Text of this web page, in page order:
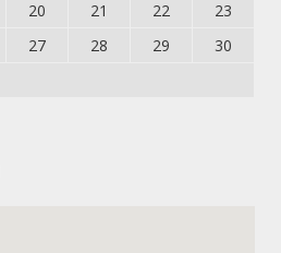
20 21 22
23
27 28 29
30